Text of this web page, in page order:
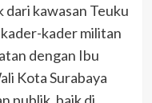
kawasan Teuku
kader militan
dengan Ibu
Kota Surabaya
publik, baik di